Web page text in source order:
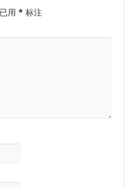
用* 标注